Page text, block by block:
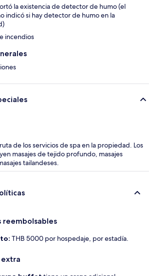
la existencia de detector de humo (el
indicó si hay detector de humo en la
incendios
de los servicios de spa en la propiedad. Los
masajes de tejido profundo, masajes
tailandeses.
reembolsables
THB 5000 por hospedaje, por estadía.